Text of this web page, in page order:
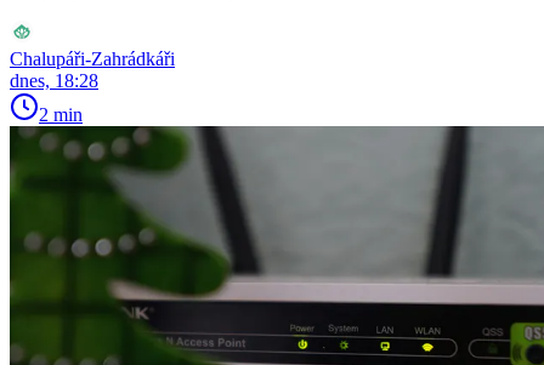
Chalupáři-Zahrádkáři
dnes, 18:28
2 min